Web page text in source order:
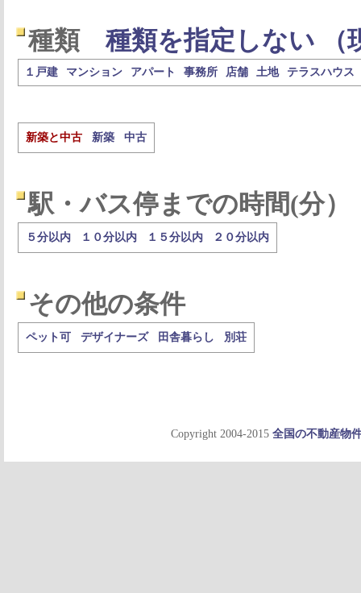
種類 種類を指定しない （
１戸建 マンション アパート 事務所 店舗 土地 テラスハウス
新築と中古 新築 中古
駅・バス停までの時間(分）
５分以内 １０分以内 １５分以内 ２０分以内
その他の条件
ペット可 デザイナーズ 田舎暮らし 別荘
Copyright 2004-2015 全国の不動産物